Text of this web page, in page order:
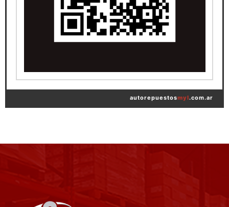
autorepuestosmyl.com.ar